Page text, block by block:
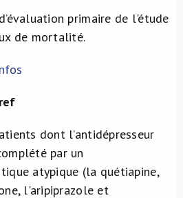
primaire de l'étude
de mortalité.
dont l’antidépresseur
par un
atypique (la quétiapine,
l'aripiprazole et